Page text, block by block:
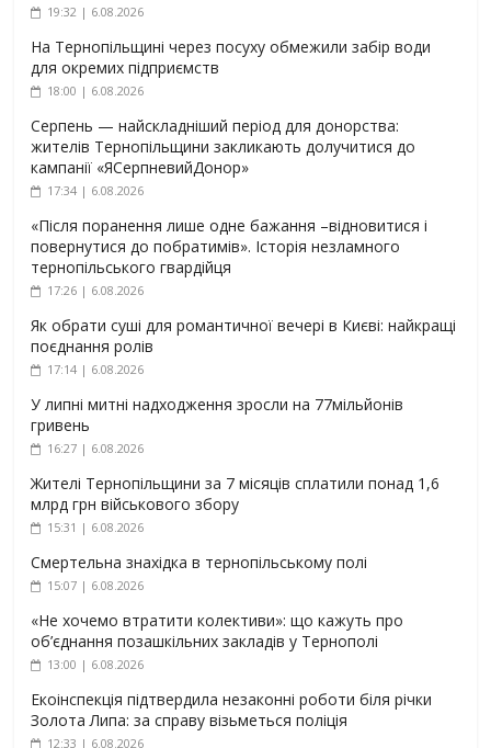
19:32 | 6.08.2026
На Тернопільщині через посуху обмежили забір води
для окремих підприємств
18:00 | 6.08.2026
Серпень — найскладніший період для донорства:
жителів Тернопільщини закликають долучитися до
кампанії «ЯСерпневийДонор»
17:34 | 6.08.2026
«Після поранення лише одне бажання –відновитися і
повернутися до побратимів». Історія незламного
тернопільського гвардійця
17:26 | 6.08.2026
Як обрати суші для романтичної вечері в Києві: найкращі
поєднання ролів
17:14 | 6.08.2026
У липні митні надходження зросли на 77мільйонів
гривень
16:27 | 6.08.2026
Жителі Тернопільщини за 7 місяців сплатили понад 1,6
млрд грн військового збору
15:31 | 6.08.2026
Смертельна знахідка в тернопільському полі
15:07 | 6.08.2026
«Не хочемо втратити колективи»: що кажуть про
об’єднання позашкільних закладів у Тернополі
13:00 | 6.08.2026
Екоінспекція підтвердила незаконні роботи біля річки
Золота Липа: за справу візьметься поліція
12:33 | 6.08.2026